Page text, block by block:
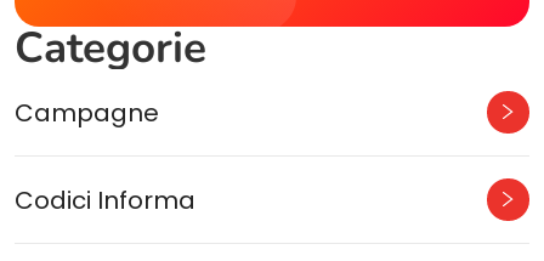
Categorie
Campagne
Codici Informa